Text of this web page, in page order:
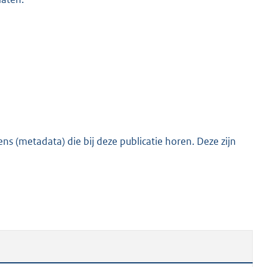
(metadata) die bij deze publicatie horen. Deze zijn